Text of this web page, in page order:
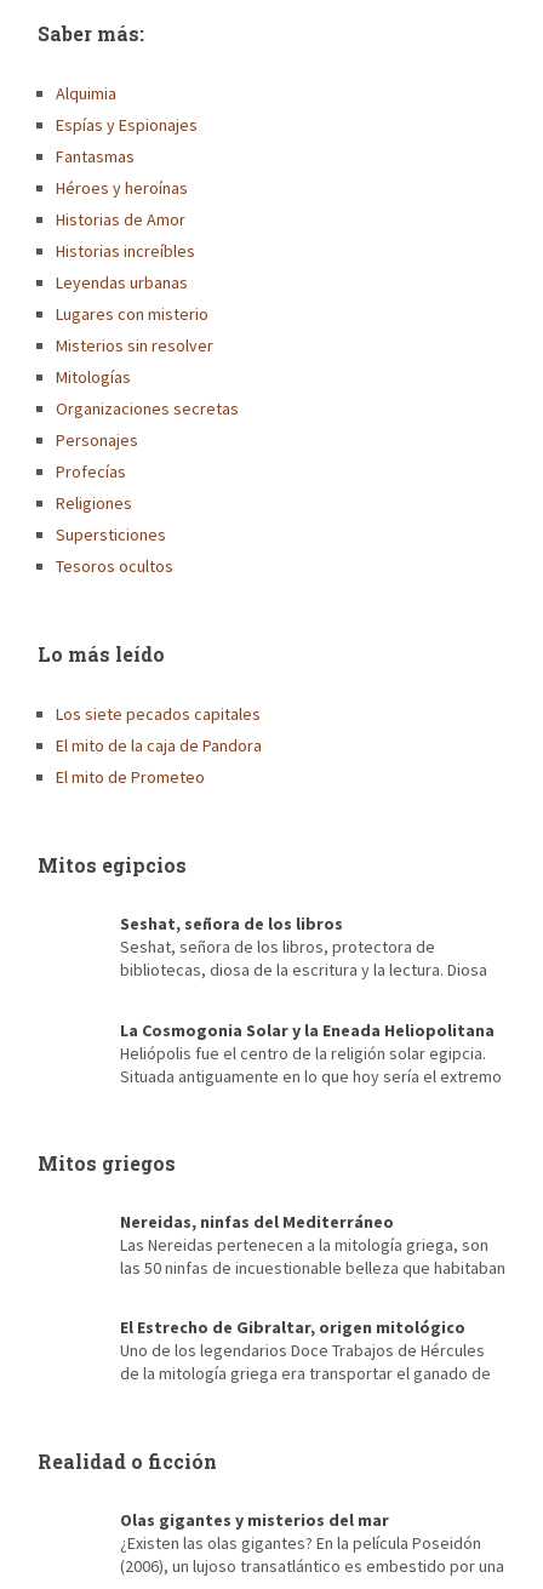
Saber más:
Alquimia
Espías y Espionajes
Fantasmas
Héroes y heroínas
Historias de Amor
Historias increíbles
Leyendas urbanas
Lugares con misterio
Misterios sin resolver
Mitologías
Organizaciones secretas
Personajes
Profecías
Religiones
Supersticiones
Tesoros ocultos
Lo más leído
Los siete pecados capitales
El mito de la caja de Pandora
El mito de Prometeo
Mitos egipcios
Seshat, señora de los libros
Seshat, señora de los libros, protectora de
bibliotecas, diosa de la escritura y la lectura. Diosa
alguien que ama los libros, para quien sus momentos más
recordados se encuentran entre las estanterías de una vieja
biblioteca […]
La Cosmogonia Solar y la Eneada Heliopolitana
Heliópolis fue el centro de la religión solar egipcia.
Situada antiguamente en lo que hoy sería el extremo
Reino Antiguo, la que posibilitó […]
Mitos griegos
Nereidas, ninfas del Mediterráneo
Las Nereidas pertenecen a la mitología griega, son
las 50 ninfas de incuestionable belleza que habitaban
formas en que era visto el mar Mediterráneo, Talía era una
nereida color verde esmeralda y Galatea blanca como la leche,
El Estrecho de Gibraltar, origen mitológico
Uno de los legendarios Doce Trabajos de Hércules
de la mitología griega era transportar el ganado de
Gibraltar Hércules, en lugar de escalar las montañas, […]
Realidad o ficción
Olas gigantes y misterios del mar
¿Existen las olas gigantes? En la película Poseidón
(2006), un lujoso transatlántico es embestido por una